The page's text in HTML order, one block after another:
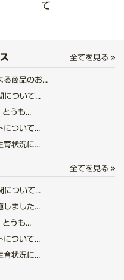
て
全てを見る
る商品のお...
ついて...
うも...
について...
育状況に...
全てを見る
ついて...
しました...
うも...
について...
育状況に...